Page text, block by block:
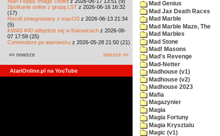
Spotkanie online z grupą LST z 2026-06-16 16:32
(17)
Recoil zintegrowany z macOS z 2026-06-13 21:34
(5)
KWAS #40 odbędzie się w Katowicach z 2026-06-
07 17:59 (25)
Commodore po atarowsku z 2026-05-28 21:50 (21)
«« nowsze starsze »»
AtariOnline.pl na YouTube
Mad Genius
Mad Jax Death Races
Mad Marble
Mad Marble Maze, The
Mad Marbles
Mad Stone
Mad! Masons
Mad's Revenge
Mad-Netter
Madhouse (v1)
Madhouse (v2)
Madhouse 2023
Mafia
Magazynier
Magia
Magia Fortuny
Magia Krysztalu
Magic (v1)